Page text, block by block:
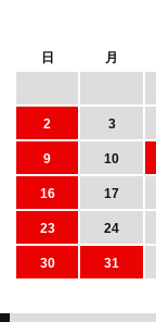
日 月
2
3
9
10
16
17
23
24
30
31